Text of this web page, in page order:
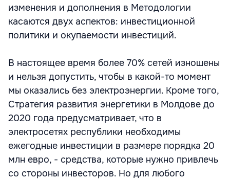
изменения и дополнения в Методологии
касаются двух аспектов: инвестиционной
политики и окупаемости инвестиций.
В настоящее время более 70% сетей изношены
и нельзя допустить, чтобы в какой-то момент
мы оказались без электроэнергии. Кроме того,
Стратегия развития энергетики в Молдове до
2020 года предусматривает, что в
электросетях республики необходимы
ежегодные инвестиции в размере порядка 20
млн евро, - средства, которые нужно привлечь
со стороны инвесторов. Но для любого